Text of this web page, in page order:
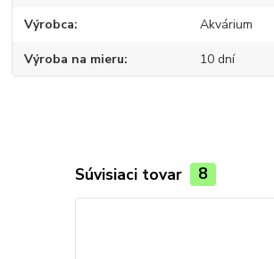
Výrobca Akvárium
Výroba na mieru 10 dní
Súvisiaci tovar 8